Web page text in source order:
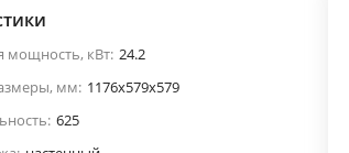
мощность, кВт: 24.2
мм: 1176х579х579
625